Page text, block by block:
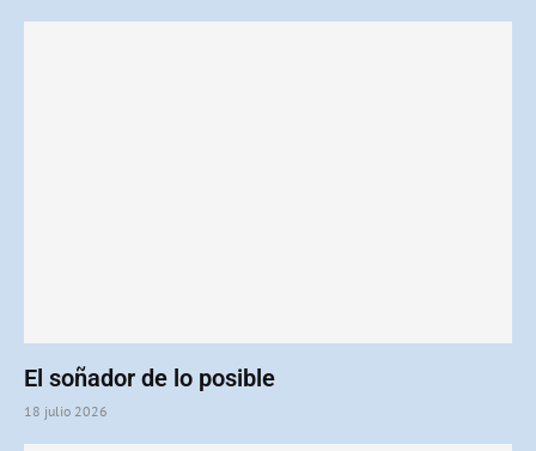
El soñador de lo posible
18 julio 2026